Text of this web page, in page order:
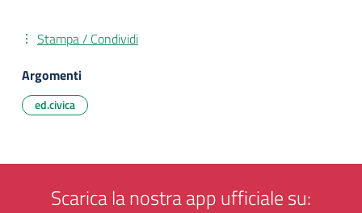
Stampa / Condividi
Argomenti
ed.civica
Scarica la nostra app ufficiale su: